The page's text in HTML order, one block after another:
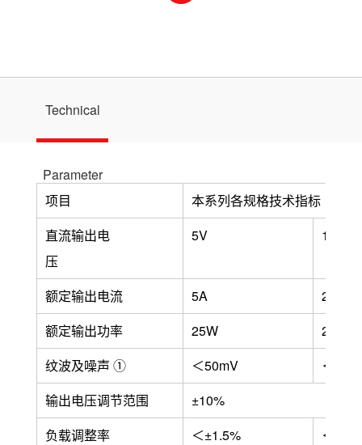
Technical
Parameter
项目
本系列各规格技术指标
直流输出电
压
5V 12V
额定输出电流 5A
2.1A
额定输出功率
25W
25.6W
纹波及噪声 ①
＜50mV
＜
输出电压调节范围
±10%
负载调整率
＜±1.5%
＜